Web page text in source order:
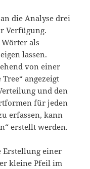
die Analyse drei
Verfügung.
als
lassen.
von einer
angezeigt
und den
für jeden
erfassen, kann
erstellt werden.
Erstellung einer
kleine Pfeil im